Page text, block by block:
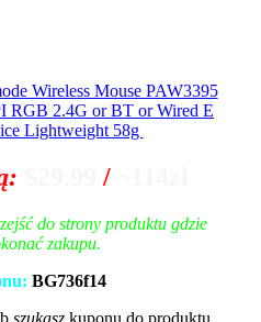
Wireless Mouse PAW3395
RGB 2.4G or BT or Wired E
Lightweight 58g
/
do strony produktu gdzie
zakupu.
BG736f14
szukaszkuponu do produktu